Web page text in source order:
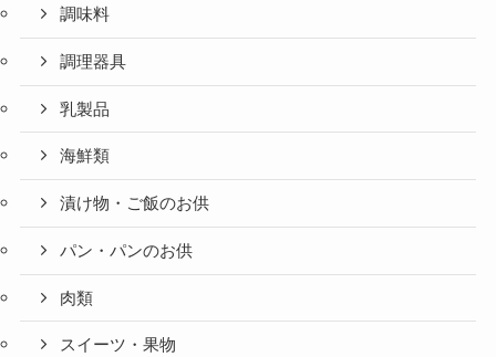
調味料
調理器具
乳製品
海鮮類
漬け物・ご飯のお供
パン・パンのお供
肉類
スイーツ・果物